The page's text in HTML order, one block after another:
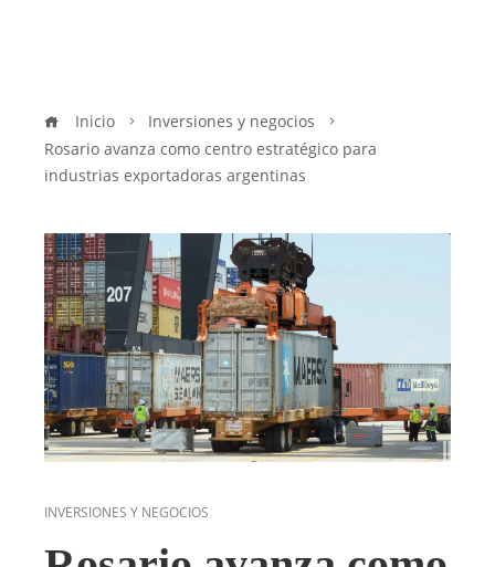
Inicio
Inversiones y negocios
Rosario avanza como centro estratégico para
industrias exportadoras argentinas
INVERSIONES Y NEGOCIOS